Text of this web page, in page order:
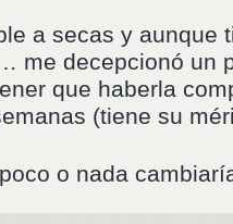
a secas y
me decepcionó un
que haberla
(tiene su
o nada